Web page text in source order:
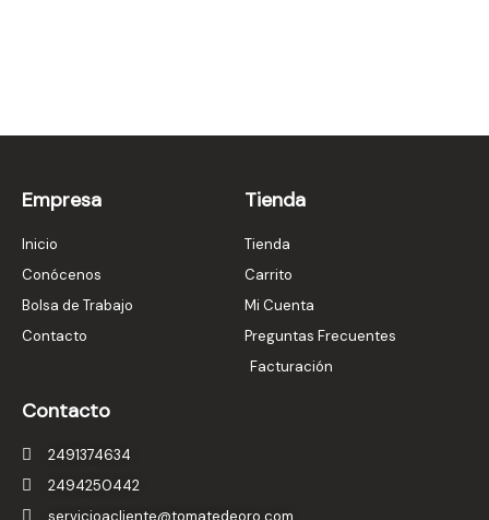
Empresa
Inicio
Conócenos
Bolsa de Trabajo
Contacto
Tienda
Tienda
Carrito
Mi Cuenta
Preguntas Frecuentes
Facturación
Contacto
2491374634
2494250442
servicioacliente@tomatedeoro.com